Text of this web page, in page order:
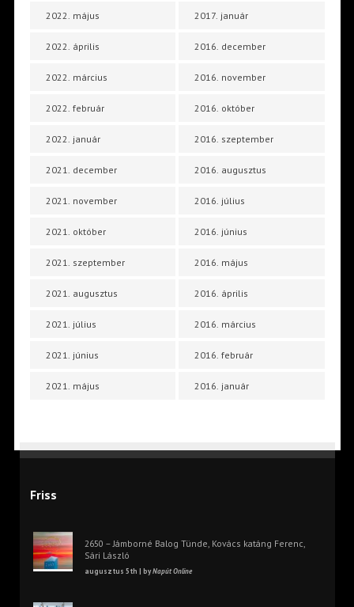
2022. május
2022. április
2022. március
2022. február
2022. január
2021. december
2021. november
2021. október
2021. szeptember
2021. augusztus
2021. július
2021. június
2021. május
2017. január
2016. december
2016. november
2016. október
2016. szeptember
2016. augusztus
2016. július
2016. június
2016. május
2016. április
2016. március
2016. február
2016. január
Friss
2650 – Jámborné Balog Tünde, Kovács katáng Ferenc,
Sári László
augusztus 5th | byNapút Online